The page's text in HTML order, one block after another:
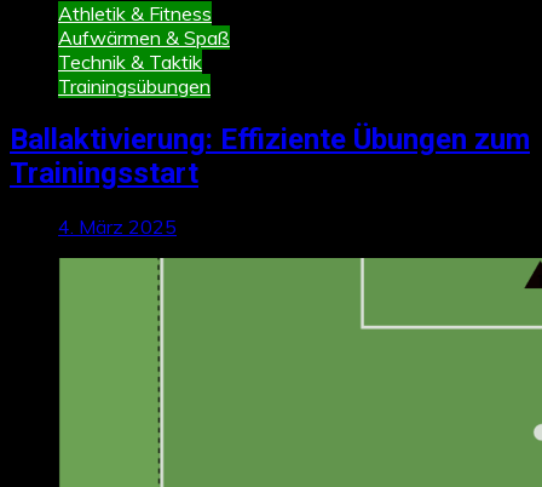
Athletik & Fitness
Aufwärmen & Spaß
Technik & Taktik
Trainingsübungen
Ballaktivierung: Effiziente Übungen zum
Trainingsstart
4. März 2025